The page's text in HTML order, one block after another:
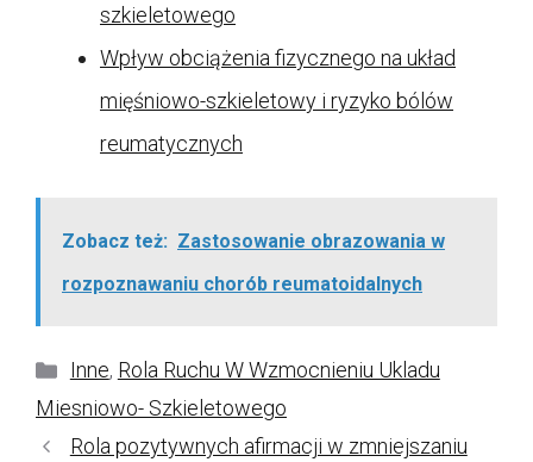
szkieletowego
Wpływ obciążenia fizycznego na układ
mięśniowo-szkieletowy i ryzyko bólów
reumatycznych
Zobacz też: Zastosowanie obrazowania w
rozpoznawaniu chorób reumatoidalnych
Kategorie
Inne, Rola Ruchu W Wzmocnieniu Ukladu
Miesniowo- Szkieletowego
Rola pozytywnych afirmacji w zmniejszaniu